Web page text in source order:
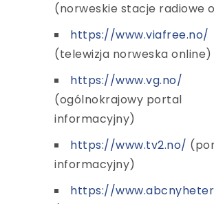
(norweskie stacje radiowe
https://www.viafree.no/
(telewizja norweska online)
https://www.vg.no/
(ogólnokrajowy portal
informacyjny)
https://www.tv2.no/
informacyjny)
https://